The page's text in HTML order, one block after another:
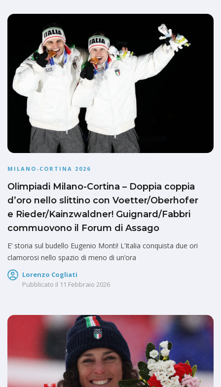
MILANO-CORTINA 2026
Olimpiadi Milano-Cortina – Doppia coppia
d’oro nello slittino con Voetter/Oberhofer
e Rieder/Kainzwaldner! Guignard/Fabbri
commuovono il Forum di Assago
E’ storia sul budello Eugenio Monti! L’Italia conquista due ori
clamorosi nello spazio di meno di un’ora
Lorenzo Cogliati
Pubblicato il 11 Febbraio 2026